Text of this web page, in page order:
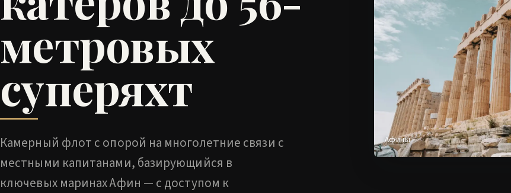
метровых
суперяхт
Камерный флот с опорой на многолетние связи с
местными капитанами, базирующийся в
ключевых маринах Афин — с доступом к
Афины